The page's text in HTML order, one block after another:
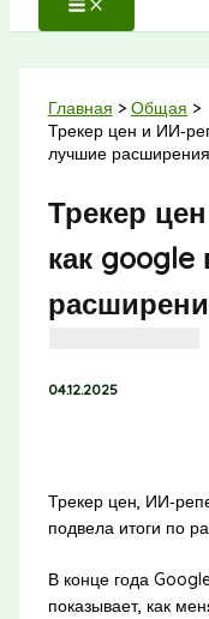
Главная
Общая
Трекер цен и
лучшие
Трекер
как
04.12.2025
Трекер цен,
подвела итоги по
В конце года
показывает, как